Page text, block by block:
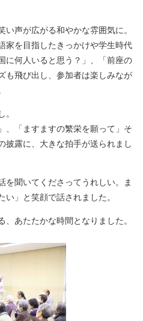
声が広がる和やかな雰囲気に。
家を目指したきっかけや学生時代
に何人いると思う？」、「前座の
も飛び出し、参加者は楽しみなが
、「ますますの繁栄を願って」そ
披露に、大きな拍手が送られまし
を聞いてくださってうれしい。ま
」と笑顔で話されました。
あたたかな時間となりました。